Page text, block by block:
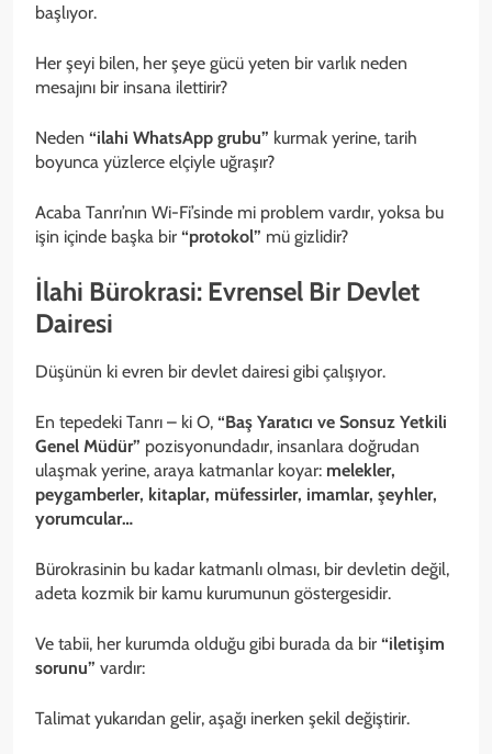
başlıyor.
Her şeyi bilen, her şeye gücü yeten bir varlık neden
mesajını bir insana ilettirir?
Neden “ilahi WhatsApp grubu” kurmak yerine, tarih
boyunca yüzlerce elçiyle uğraşır?
Acaba Tanrı’nın Wi-Fi’sinde mi problem vardır, yoksa bu
işin içinde başka bir “protokol” mü gizlidir?
İlahi Bürokrasi: Evrensel Bir Devlet
Dairesi
Düşünün ki evren bir devlet dairesi gibi çalışıyor.
En tepedeki Tanrı – ki O, “Baş Yaratıcı ve Sonsuz Yetkili
Genel Müdür” pozisyonundadır, insanlara doğrudan
ulaşmak yerine, araya katmanlar koyar: melekler,
peygamberler, kitaplar, müfessirler, imamlar, şeyhler,
yorumcular…
Bürokrasinin bu kadar katmanlı olması, bir devletin değil,
adeta kozmik bir kamu kurumunun göstergesidir.
Ve tabii, her kurumda olduğu gibi burada da bir “iletişim
sorunu” vardır:
Talimat yukarıdan gelir, aşağı inerken şekil değiştirir.